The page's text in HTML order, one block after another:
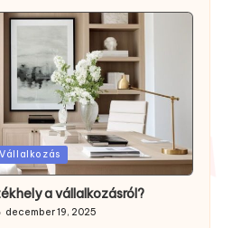
Vállalkozás
a vállalkozásról?
december 19, 2025